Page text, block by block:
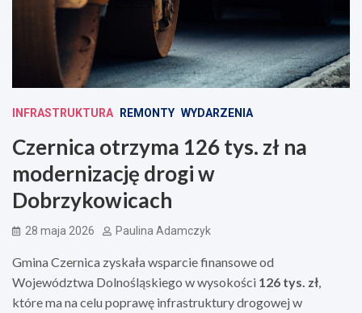
INFRASTRUKTURA REMONTY WYDARZENIA
Czernica otrzyma 126 tys. zł na
modernizację drogi w
Dobrzykowicach
28 maja 2026 Paulina Adamczyk
Gmina Czernica zyskała wsparcie finansowe od
Województwa Dolnośląskiego w wysokości 126 tys. zł,
które ma na celu poprawę infrastruktury drogowej w